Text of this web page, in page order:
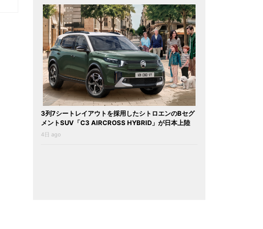
3列7シートレイアウトを採用したシトロエンのBセグ
メントSUV「C3 AIRCROSS HYBRID」が日本上陸
4日 ago